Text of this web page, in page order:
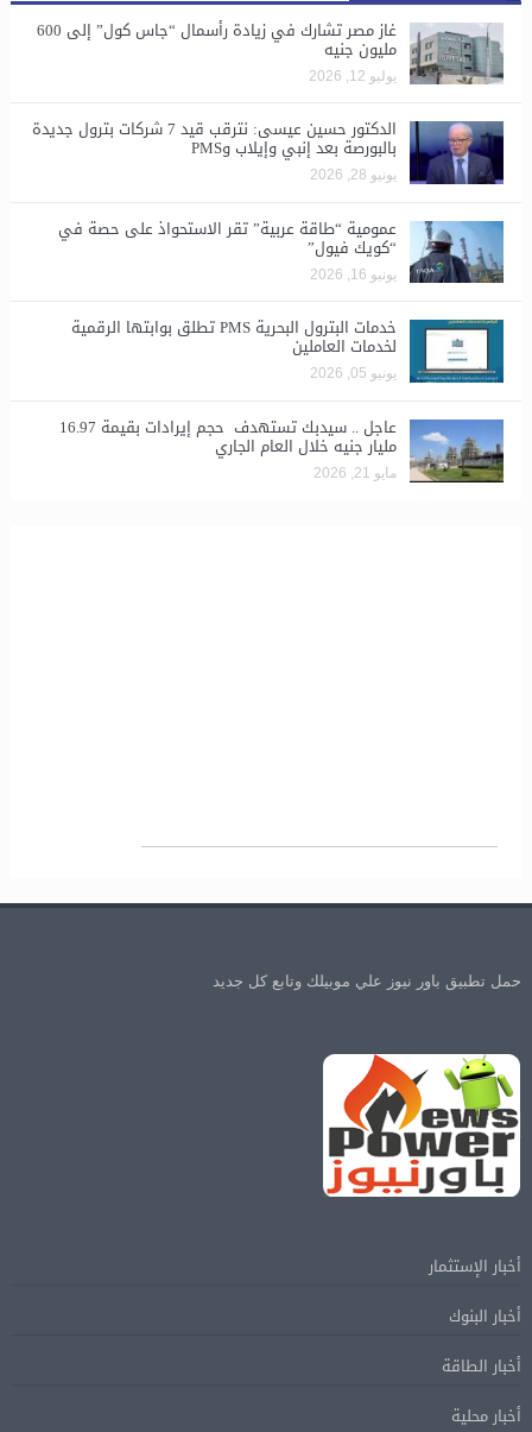
غاز مصر تشارك في زيادة رأسمال “جاس كول” إلى 600
مليون جنيه
يوليو 12, 2026
الدكتور حسين عيسى: نترقب قيد 7 شركات بترول جديدة
بالبورصة بعد إنبي وإيلاب وPMS
يونيو 28, 2026
​عمومية “طاقة عربية” تقر الاستحواذ على حصة في
“كويك فيول”
يونيو 16, 2026
خدمات البترول البحرية PMS تطلق بوابتها الرقمية
لخدمات العاملين
يونيو 05, 2026
عاجل .. سيدبك تستهدف حجم إيرادات بقيمة 16.97
مليار جنيه خلال العام الجاري
مايو 21, 2026
حمل تطبيق باور نيوز علي موبيلك وتابع كل جديد
أخبار الإستثمار
أخبار البنوك
أخبار الطاقة
أخبار محلية